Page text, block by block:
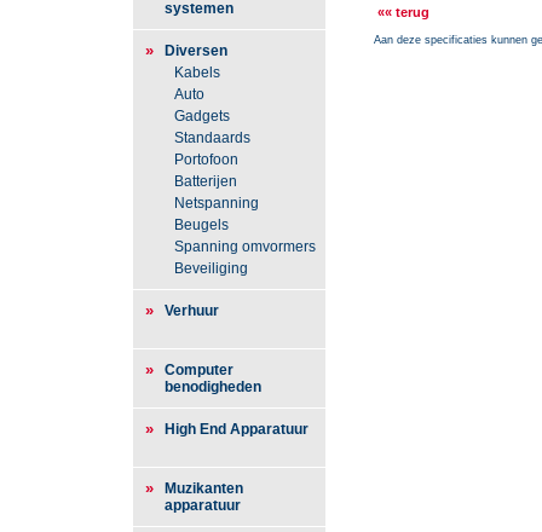
systemen
»
Diversen
Kabels
Auto
Gadgets
Standaards
Portofoon
Batterijen
Netspanning
Beugels
Spanning omvormers
Beveiliging
» Verhuur
»
Computer
benodigheden
» High End Apparatuur
»
Muzikanten
apparatuur
«« terug
Aan deze specificaties kunnen